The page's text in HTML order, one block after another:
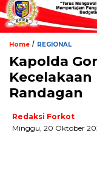
Home / REGIONAL
Kapolda
Kecelakaan
Randagan
Redaksi Forkot
Minggu, 20 Oktober